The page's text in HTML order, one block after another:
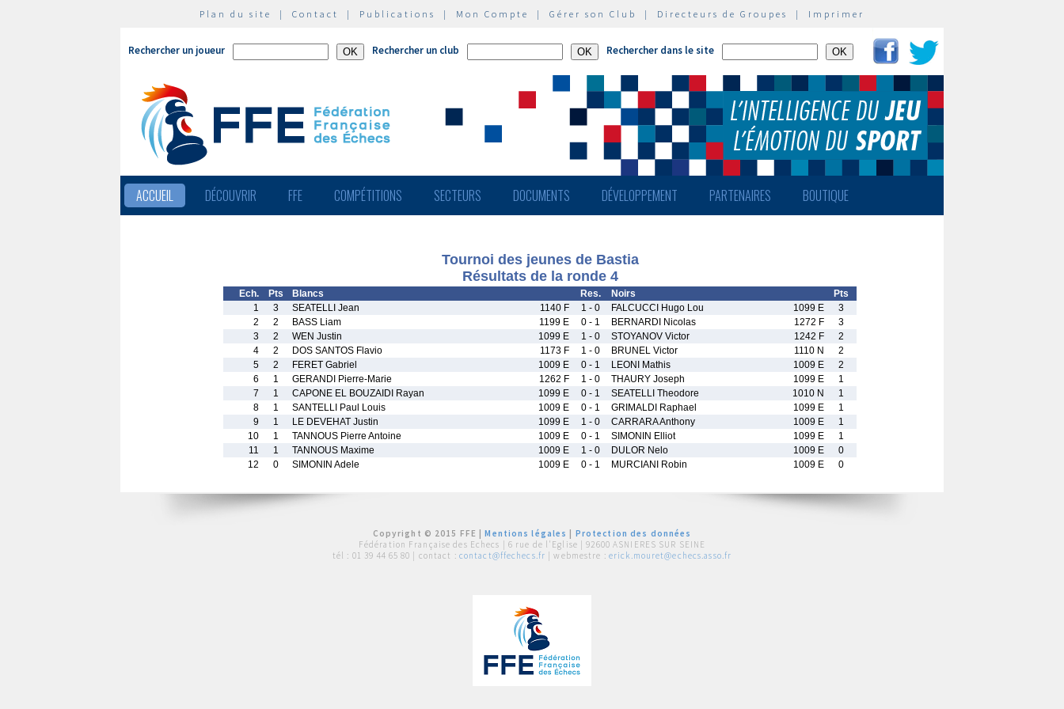
Plan du site | Contact | Publications | Mon Compte | Gérer son Club | Directeurs de Groupes | Imprimer
Rechercher un joueur Rechercher un club Rechercher dans le site
ACCUEIL DÉCOUVRIR FFE COMPÉTITIONS SECTEURS DOCUMENTS DÉVELOPPEMENT PARTENAIRES BOUTIQUE
Tournoi des jeunes de Bastia
Résultats de la ronde 4
Ech. Pts Blancs Res. Noirs
Pts
1
3 SEATELLI Jean 1140 F 1 - 0 FALCUCCI Hugo Lou 1099 E
3
2
2 BASS Liam 1199 E 0 - 1 BERNARDI Nicolas 1272 F
3
3
2 WEN Justin 1099 E 1 - 0 STOYANOV Victor 1242 F
2
4
2 DOS SANTOS Flavio 1173 F 1 - 0 BRUNEL Victor 1110 N
2
5
2 FERET Gabriel 1009 E 0 - 1 LEONI Mathis 1009 E
2
6
1 GERANDI Pierre-Marie 1262 F 1 - 0 THAURY Joseph 1099 E
1
7
1 CAPONE EL BOUZAIDI Rayan 1099 E 0 - 1 SEATELLI Theodore 1010 N
1
8
1 SANTELLI Paul Louis 1009 E 0 - 1 GRIMALDI Raphael 1099 E
1
9
1 LE DEVEHAT Justin 1099 E 1 - 0 CARRARA Anthony 1009 E
1
10
1 TANNOUS Pierre Antoine 1009 E 0 - 1 SIMONIN Elliot 1099 E
1
11
1 TANNOUS Maxime 1009 E 1 - 0 DULOR Nelo 1009 E
0
12
0 SIMONIN Adele 1009 E 0 - 1 MURCIANI Robin 1009 E 0
Copyright © 2015 FFE |Mentions légales
Protection des données
Fédération Française des Echecs | 6 rue de l'Eglise | 92600 ASNIERES SUR SEINE
tél : 01 39 44 65 80 | contact : contact@ffechecs.fr | webmestre : erick.mouret@echecs.asso.fr